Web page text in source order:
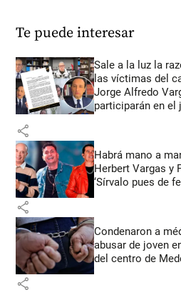
Te puede interesar
Sale a la luz la
las víctimas del
Jorge Alfredo
participarán en el
share
Habrá mano a
Herbert Vargas y
‘Sírvalo pues de
share
Condenaron a
abusar de joven
del centro de
share